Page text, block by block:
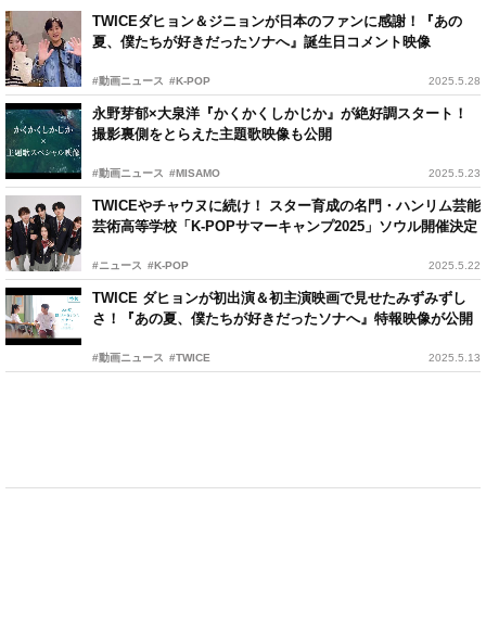
TWICEダヒョン＆ジニョンが日本のファンに感謝！『あの
夏、僕たちが好きだったソナへ』誕生日コメント映像
#動画ニュース #K-POP 2025.5.28
永野芽郁×大泉洋『かくかくしかじか』が絶好調スタート！
撮影裏側をとらえた主題歌映像も公開
#動画ニュース #MISAMO 2025.5.23
TWICEやチャウヌに続け！ スター育成の名門・ハンリム芸能
芸術高等学校「K‑POPサマーキャンプ2025」ソウル開催決定
#ニュース #K-POP 2025.5.22
TWICE ダヒョンが初出演＆初主演映画で見せたみずみずし
さ！『あの夏、僕たちが好きだったソナへ』特報映像が公開
#動画ニュース #TWICE 2025.5.13